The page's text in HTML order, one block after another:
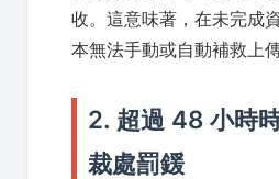
收。這意味著，在未完成
本無法手動或自動補救上傳
2. 超過 48 小時
裁處罰鍰